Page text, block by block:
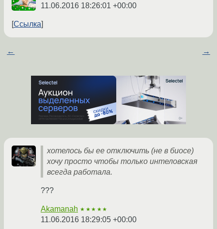
11.06.2016 18:26:01 +00:00
Ссылка
← →
хотелось бы ее отключить (не в биосе)
хочу просто чтобы только интеловская
всегда работала.
???
Akamanah ★★★★★
11.06.2016 18:29:05 +00:00